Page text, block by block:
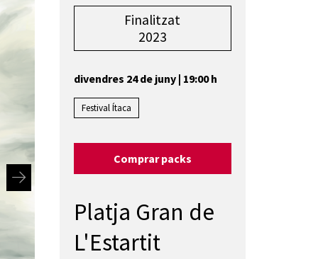
Finalitzat
2023
divendres 24 de juny| 19:00 h
Festival Ítaca
Comprar packs
Platja Gran de
L'Estartit